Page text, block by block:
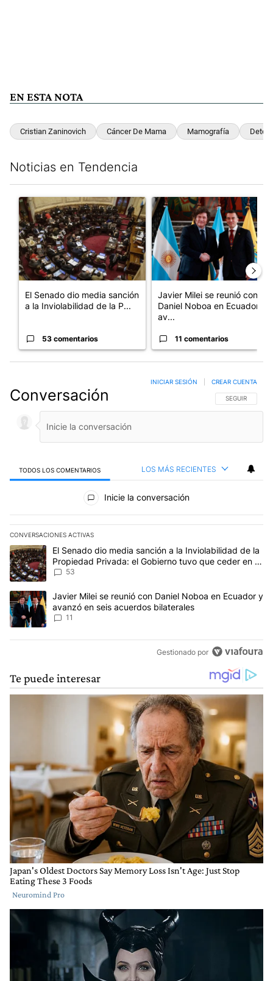
EN ESTA NOTA
Cristian Zaninovich Cáncer De Mama Mamografía
Noticias en Tendencia
Un artículo de tendencia con el título "El Senado dio media
El Senado dio media sanción
a la Inviolabilidad de la P...
53 comentarios
Un artículo de tendencia con
Javier Milei se reunió con
Daniel Noboa en Ecuador y
av...
11 comentarios
Conversación SIGA ESTA
SEGUIR
INICIAR SESIÓN CREAR CUENTA
TODOS LOS COMENTARIOS LOS MÁS RECIENTES
Todos los comentarios
Inicie la conversación
CONVERSACIONES ACTIVAS
Este listado muestra los artículos con más comentarios en los
Un artículo de tendencia con el título "El Senado dio media
El Senado dio media sanción a la Inviolabilidad de la
Propiedad Privada: el Gobierno tuvo que ceder en la
Ley del Manejo del Fuego
53
Un artículo de tendencia con el título "Javier Milei se reunió con
Javier Milei se reunió con Daniel Noboa en Ecuador y
avanzó en seis acuerdos bilaterales
11
Gestionado por